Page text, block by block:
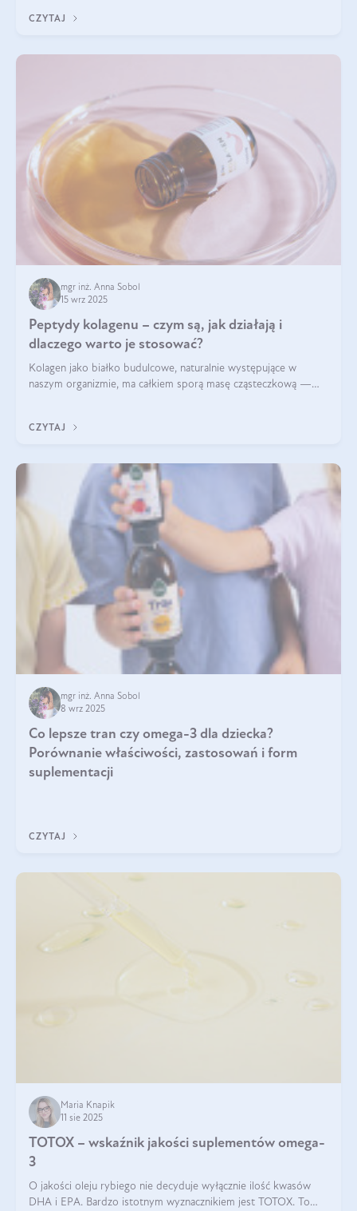
wysokiej jakości suplem
CZYTAJ
mgr inż. Anna Sobol
15 wrz 2025
Peptydy kolagenu – czym są, jak działają i
dlaczego warto je stosować?
Kolagen jako białko budulcowe, naturalnie występujące w
naszym organizmie, ma całkiem sporą masę cząsteczkową —
bardziej biodostępny
CZYTAJ
mgr inż. Anna Sobol
8 wrz 2025
Co lepsze tran czy omega-3 dla dziecka?
Porównanie właściwości, zastosowań i form
suplementacji
CZYTAJ
Maria Knapik
11 sie 2025
TOTOX – wskaźnik jakości suplementów omega-
3
O jakości oleju rybiego nie decyduje wyłącznie ilość kwasów
DHA i EPA. Bardzo istotnym wyznacznikiem jest TOTOX. To